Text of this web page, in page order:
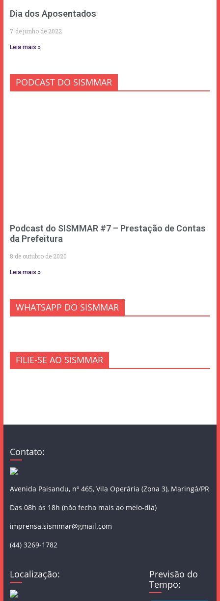
Dia dos Aposentados
7 de junho de 2022
Leia mais »
PODCAST DO SISMMAR
Podcast do SISMMAR #7 – Prestação de Contas
da Prefeitura
8 de outubro de 2020
Leia mais »
WHATSAPP DO SISMMAR
FILIE-SE AO SISMMAR
Contato:
Avenida Paisandu, nº 465, Vila Operária (Zona 3), Maringá/PR
Das 08h às 18h (não fecha mais ao meio-dia)
imprensa.sismmar@gmail.com
(44) 3269-1782
Localização:
Previsão do
Tempo: